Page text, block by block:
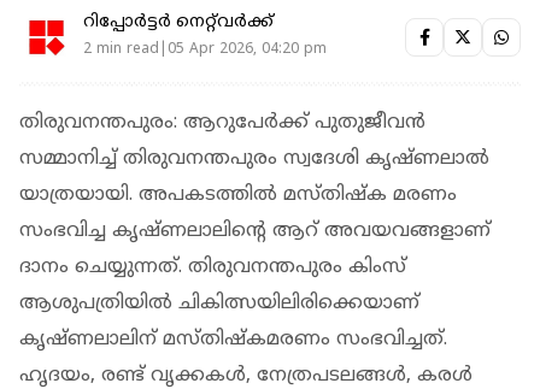
റിപ്പോർട്ടർ നെറ്റ്‌വര്‍ക്ക്‌
2 min read|05 Apr 2026, 04:20 pm
തിരുവനന്തപുരം: ആറുപേര്‍ക്ക് പുതുജീവന്‍
സമ്മാനിച്ച് തിരുവനന്തപുരം സ്വദേശി കൃഷ്ണലാല്‍
യാത്രയായി. അപകടത്തില്‍ മസ്തിഷ്‌ക മരണം
സംഭവിച്ച കൃഷ്ണലാലിന്റെ ആറ് അവയവങ്ങളാണ്
ദാനം ചെയ്യുന്നത്. തിരുവനന്തപുരം കിംസ്
ആശുപത്രിയില്‍ ചികിത്സയിലിരിക്കെയാണ്
കൃഷ്ണലാലിന് മസ്തിഷ്‌കമരണം സംഭവിച്ചത്.
ഹൃദയം, രണ്ട് വൃക്കകള്‍, നേത്രപടലങ്ങള്‍, കരള്‍